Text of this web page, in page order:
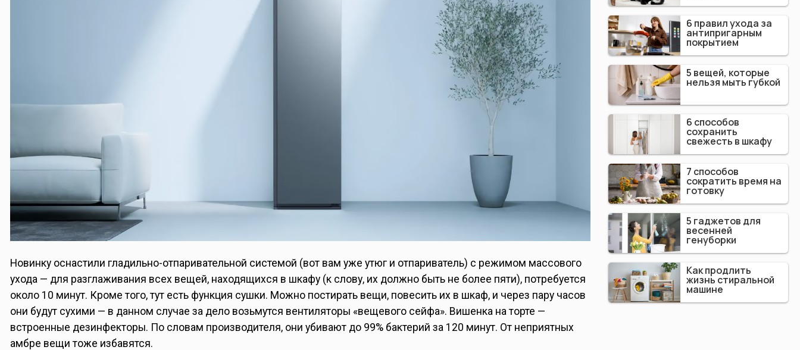
Новинку оснастили гладильно-отпаривательной системой (вот вам уже утюг и отпариватель) с режимом массового
ухода — для разглаживания всех вещей, находящихся в шкафу (к слову, их должно быть не более пяти), потребуется
около 10 минут. Кроме того, тут есть функция сушки. Можно постирать вещи, повесить их в шкаф, и через пару часов
они будут сухими — в данном случае за дело возьмутся вентиляторы «вещевого сейфа». Вишенка на торте —
встроенные дезинфекторы. По словам производителя, они убивают до 99% бактерий за 120 минут. От неприятных
амбре вещи тоже избавятся.
6 правил ухода за
антипригарным
покрытием
5 вещей, которые
нельзя мыть губкой
6 способов
сохранить
свежесть в шкафу
7 способов
сократить время на
готовку
5 гаджетов для
весенней
генуборки
Как продлить
жизнь стиральной
машине